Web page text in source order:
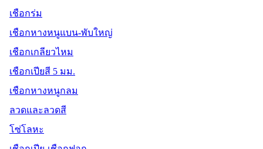
เชือกร่ม
เชือกหางหนูแบน-พับใหญ่
เชือกเกลียวไหม
เชือกเปียสี 5 มม.
เชือกหางหนูกลม
ลวดและลวดสี
โซ่โลหะ